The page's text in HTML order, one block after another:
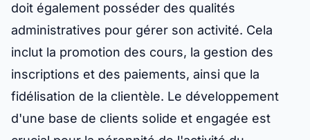
doit également posséder des qualités
administratives pour gérer son activité. Cela
inclut la promotion des cours, la gestion des
inscriptions et des paiements, ainsi que la
fidélisation de la clientèle. Le développement
d'une base de clients solide et engagée est